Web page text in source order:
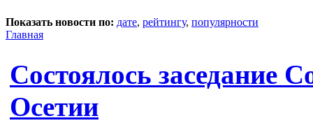
Показать новости по: дате, рейтингу, популярности
Главная
Состоялось
Осетии